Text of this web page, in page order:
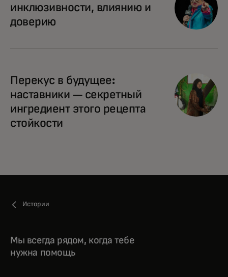
инклюзивности, влиянию и
доверию
Перекус в будущее:
наставники — секретный
ингредиент этого рецепта
стойкости
Истории
Мы всегда рядом, когда тебе
нужна помощь